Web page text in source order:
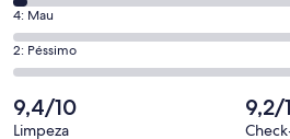
significa
“Excelente”.
22
de
31
o
que
significa
8
de
de
6,
o
que
significa
“Razoável”.
Pontuação
de
4,
que
significa
4: Mau
Pontuação
de
2,
o
2: Péssimo
9,4/10
Limpeza
9,2/